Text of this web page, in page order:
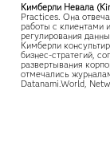
Кимберли Невала
Practices. Она
работы с клиентами
регулирования
Кимберли
бизнес-стратегий,
развертывания
отмечались
Datanami.World,